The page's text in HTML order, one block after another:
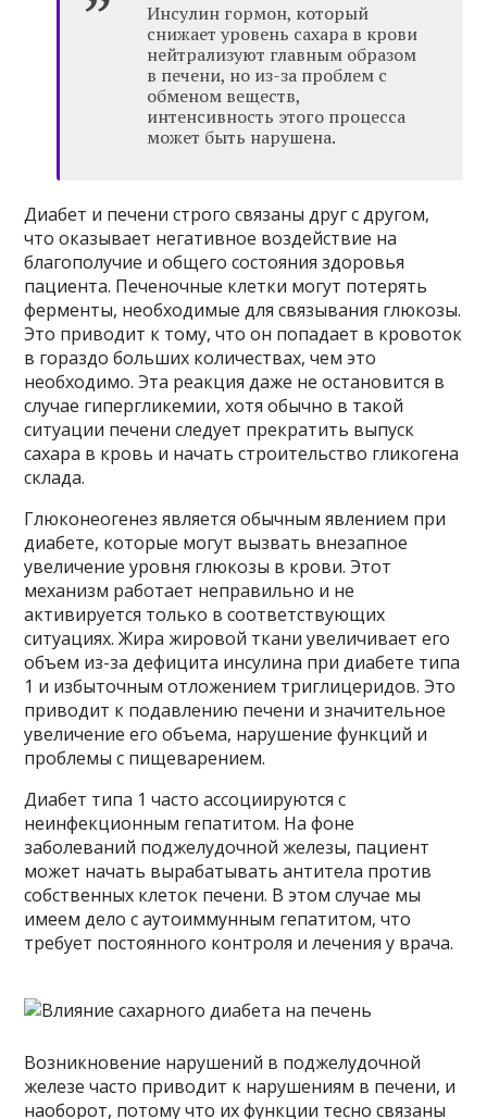
Инсулин гормон, который
снижает уровень сахара в крови
нейтрализуют главным образом
в печени, но из-за проблем с
обменом веществ,
интенсивность этого процесса
может быть нарушена.
Диабет и печени строго связаны друг с другом,
что оказывает негативное воздействие на
благополучие и общего состояния здоровья
пациента. Печеночные клетки могут потерять
ферменты, необходимые для связывания глюкозы.
Это приводит к тому, что он попадает в кровоток
в гораздо больших количествах, чем это
необходимо. Эта реакция даже не остановится в
случае гипергликемии, хотя обычно в такой
ситуации печени следует прекратить выпуск
сахара в кровь и начать строительство гликогена
склада.
Глюконеогенез является обычным явлением при
диабете, которые могут вызвать внезапное
увеличение уровня глюкозы в крови. Этот
механизм работает неправильно и не
активируется только в соответствующих
ситуациях. Жира жировой ткани увеличивает его
объем из-за дефицита инсулина при диабете типа
1 и избыточным отложением триглицеридов. Это
приводит к подавлению печени и значительное
увеличение его объема, нарушение функций и
проблемы с пищеварением.
Диабет типа 1 часто ассоциируются с
неинфекционным гепатитом. На фоне
заболеваний поджелудочной железы, пациент
может начать вырабатывать антитела против
собственных клеток печени. В этом случае мы
имеем дело с аутоиммунным гепатитом, что
требует постоянного контроля и лечения у врача.
Возникновение нарушений в поджелудочной
железе часто приводит к нарушениям в печени, и
наоборот, потому что их функции тесно связаны